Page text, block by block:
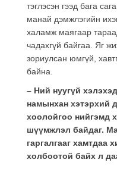
тэглэсэн гээд бага
манай дэмжлэгийн
халамж маягаар
чадахгүй байгаа. Яг
зориулсан юмгүй,
байна.
– Ний нуугүй
намынхан хэтэрхий
хоолойгоо нийгэмд
шүүмжлэл байдаг.
гаргалгааг хамтдаа
холбоотой байх л